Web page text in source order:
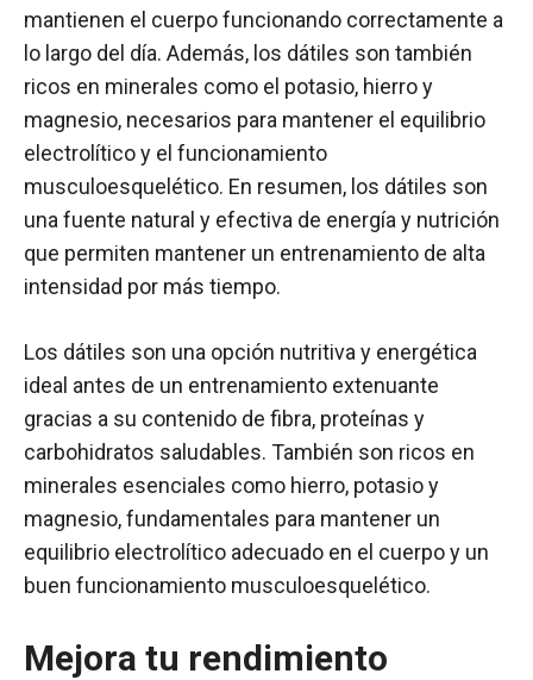
mantienen el cuerpo funcionando correctamente a
lo largo del día. Además, los dátiles son también
ricos en minerales como el potasio, hierro y
magnesio, necesarios para mantener el equilibrio
electrolítico y el funcionamiento
musculoesquelético. En resumen, los dátiles son
una fuente natural y efectiva de energía y nutrición
que permiten mantener un entrenamiento de alta
intensidad por más tiempo.
Los dátiles son una opción nutritiva y energética
ideal antes de un entrenamiento extenuante
gracias a su contenido de fibra, proteínas y
carbohidratos saludables. También son ricos en
minerales esenciales como hierro, potasio y
magnesio, fundamentales para mantener un
equilibrio electrolítico adecuado en el cuerpo y un
buen funcionamiento musculoesquelético.
Mejora tu rendimiento